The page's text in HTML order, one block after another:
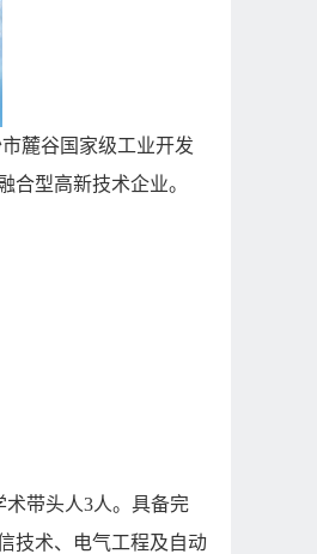
麓谷国家级工业开发
合型高新技术企业。
术带头人3人。具备完
技术、电气工程及自动